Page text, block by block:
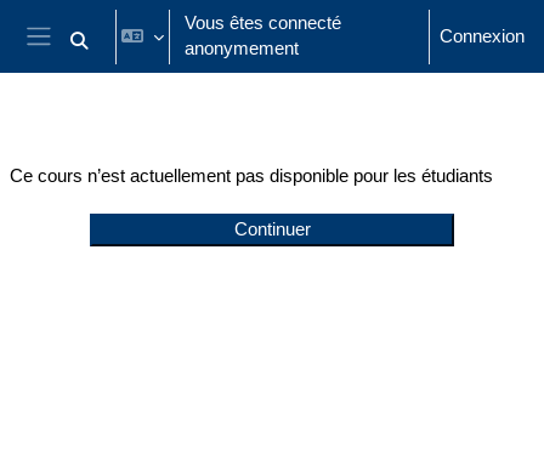
Passer au contenu principal
Panneau latéral
Activer/désactiver la saisie de recherche
Vous êtes connecté
anonymement
Connexion
Ce cours n’est actuellement pas disponible pour les étudiants
Continuer